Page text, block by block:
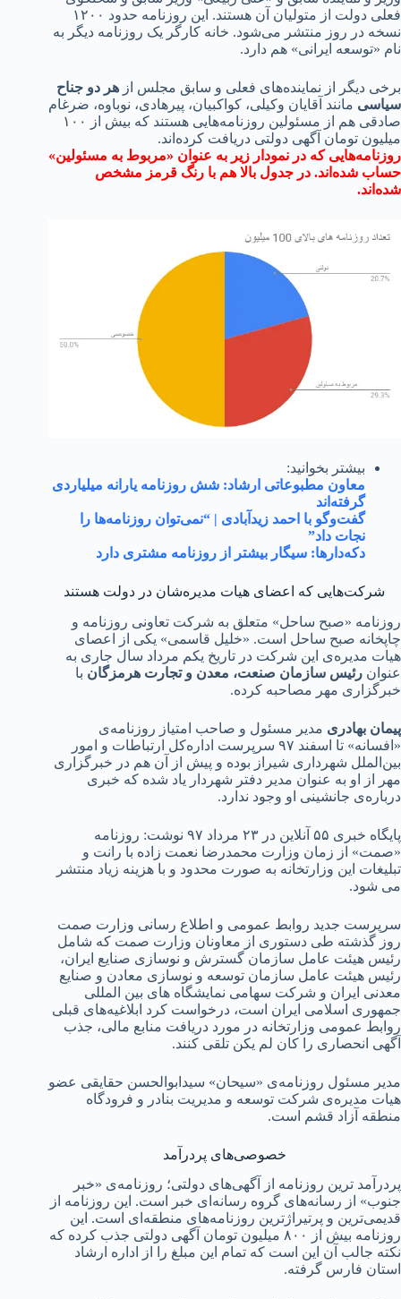
فعلی دولت از متولیان آن هستند. این روزنامه حدود ۱۲۰۰
روز منتشر می‌شود. خانه کارگر یک روزنامه دیگر به
ایرانی» هم دارد.
از نماینده‌های فعلی و سابق مجلس ازهر دو جناح
مانند آقایان وکیلی، کواکبیان، پیرهادی، نوباوه، ضرغام
صادقی هم از مسئولین روزنامه‌هایی هستند که بیش از ۱۰۰
تومان آگهی دولتی دریافت کرده‌اند.
که در نمودار زیر به عنوان «مربوط به مسئولین»
شده‌اند. در جدول بالا هم با رنگ قرمز مشخص
بیشتر بخوانید:
معاون مطبوعاتی ارشاد: شش روزنامه یارانه میلیاردی
گرفته‌اند
گفت‌وگو با احمد زیدآبادی | “نمی‌توان روزنامه‌ها را
نجات داد”
دکه‌دارها: سیگار بیشتر از روزنامه مشتری دارد
که اعضای هیات مدیره‌شان در دولت هستند
«صبح ساحل» متعلق به شرکت تعاونی روزنامه و
صبح ساحل است. «خلیل قاسمی» یکی از اعصای
این شرکت در تاریخ یکم مرداد سال جاری به
رئیس سازمان صنعت، معدن و تجارت هرمزگان با
مهر مصاحبه کرده.
بهادریمدیر مسئول و صاحب امتیاز روزنامه‌ی
«افسانه» تا اسفند ۹۷ سرپرست اداره‌کل ارتباطات و امور
شهرداری شیراز بوده و پیش از آن هم در خبرگزاری
او به عنوان مدیر دفتر شهردار یاد شده که خبری
جانشینی او وجود ندارد.
پایگاه خبری ۵۵ آنلاین در ۲۳ مرداد ۹۷ نوشت: روزنامه
از زمان وزارت محمدرضا نعمت زاده با رانت و
این وزارتخانه به صورت محدود و با هزینه زیاد منتشر
جدید روابط عمومی و اطلاع رسانی وزارت صمت
طی دستوری از معاونان وزارت صمت که شامل
عامل سازمان گسترش و نوسازی صنایع ایران،
هیئت عامل سازمان توسعه و نوسازی معادن و صنایع
ایران و شرکت سهامی نمایشگاه های بین المللی
اسلامی ایران است، درخواست کرد ابلاغیه‌های قبلی
عمومی وزارتخانه در مورد دریافت منابع مالی، جذب
را کان لم یکن تلقی کنند.
مسئول روزنامه‌ی «سیحان» سیدابوالحسن حقایقی عضو
شرکت توسعه و مدیریت بنادر و فرودگاه
آزاد قشم است.
خصوصی‌های پردرآمد
ترین روزنامه از آگهی‌های دولتی؛ روزنامه‌ی «خبر
از رسانه‌های گروه رسانه‌ای خبر است. این روزنامه از
و پرتیراژترین روزنامه‌های منطقه‌ای است. این
روزنامه بیش از ۸۰۰ میلیون تومان آگهی دولتی جذب کرده که
آن این است که تمام این مبلغ را از اداره ارشاد
فارس گرفته.